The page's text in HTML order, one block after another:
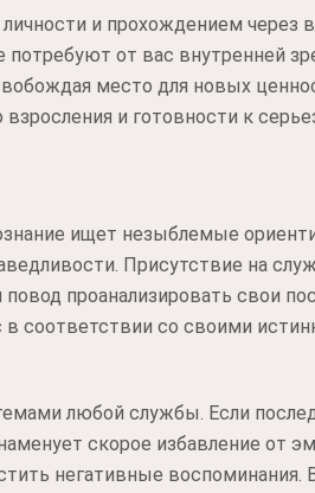
и прохождением через
потребуют от вас внутренней
место для новых
взросления и готовности к
ищет незыблемые
Присутствие на
проанализировать свои
соответствии со своими
любой службы. Если
скорое избавление от
негативные воспоминания.